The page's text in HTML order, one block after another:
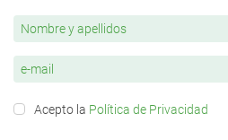
Acepto la Política de Privacidad